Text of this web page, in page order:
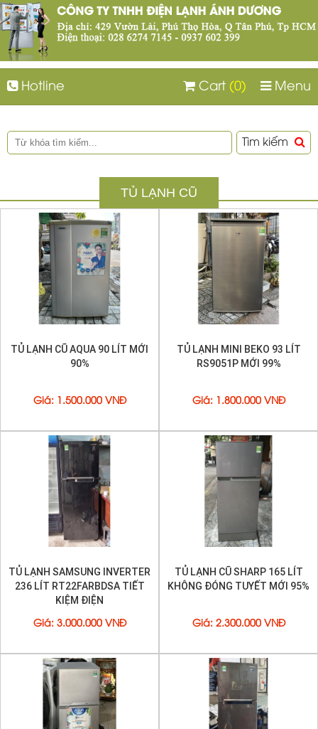
Hotline Menu
Cart (0)
Tìm kiếm
TỦ LẠNH CŨ
TỦ LẠNH CŨ AQUA 90 LÍT MỚI
90%
Giá: 1.500.000 VNĐ
TỦ LẠNH MINI BEKO 93 LÍT
RS9051P MỚI 99%
Giá: 1.800.000 VNĐ
TỦ LẠNH SAMSUNG INVERTER
236 LÍT RT22FARBDSA TIẾT
KIỆM ĐIỆN
Giá: 3.000.000 VNĐ
TỦ LẠNH CŨ SHARP 165 LÍT
KHÔNG ĐÓNG TUYẾT MỚI 95%
Giá: 2.300.000 VNĐ